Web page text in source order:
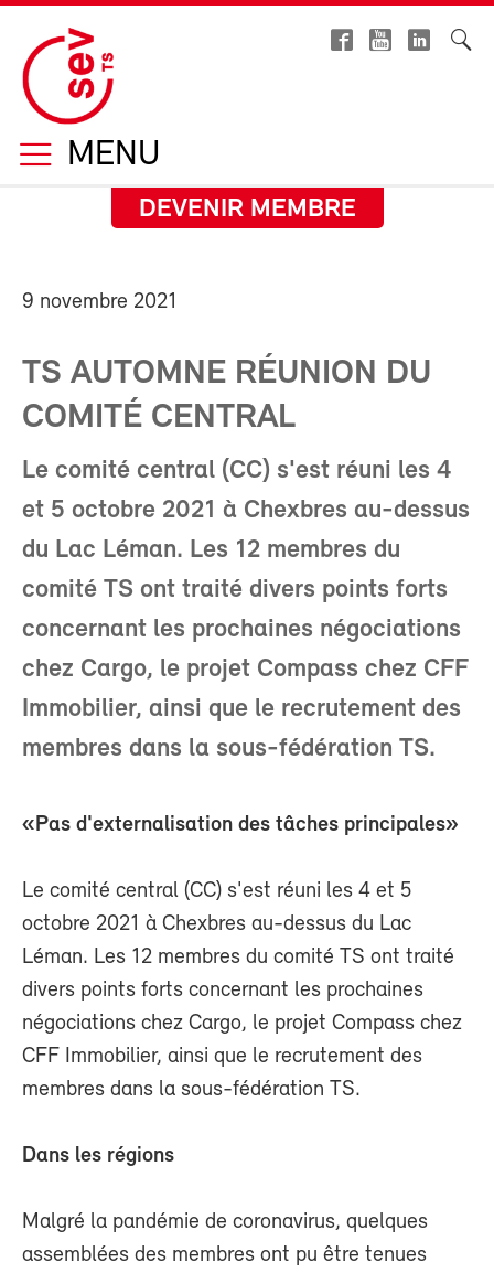
MENU
DEVENIR MEMBRE
9 novembre 2021
TS AUTOMNE RÉUNION DU
COMITÉ CENTRAL
Le comité central (CC) s'est réuni les 4
et 5 octobre 2021 à Chexbres au-dessus
du Lac Léman. Les 12 membres du
comité TS ont traité divers points forts
concernant les prochaines négociations
chez Cargo, le projet Compass chez CFF
Immobilier, ainsi que le recrutement des
membres dans la sous-fédération TS.
«Pas d'externalisation des tâches principales»
Le comité central (CC) s'est réuni les 4 et 5
octobre 2021 à Chexbres au-dessus du Lac
Léman. Les 12 membres du comité TS ont traité
divers points forts concernant les prochaines
négociations chez Cargo, le projet Compass chez
CFF Immobilier, ainsi que le recrutement des
membres dans la sous-fédération TS.
Dans les régions
Malgré la pandémie de coronavirus, quelques
assemblées des membres ont pu être tenues